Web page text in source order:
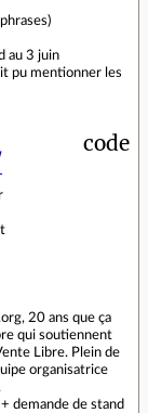
au 3 juin
pu mentionner les
code
20 ans que ça
qui soutiennent
Libre. Plein de
organisatrice
demande de stand